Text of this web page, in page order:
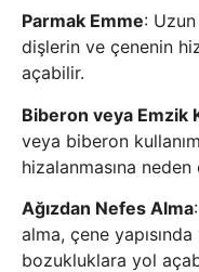
Parmak Emme: Uzun
dişlerin ve çenenin
açabilir.
Biberon veya Emzik
veya biberon
hizalanmasına neden
Ağızdan Nefes Alma
alma, çene
bozukluklara yol